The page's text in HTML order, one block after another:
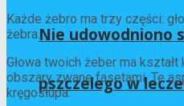
Nie udowodniono
pszczelego w
Każde żebro ma trzy części:
żebra.
Głowa twoich żeber ma
obszary zwane fasetami. Te
kręgosłupa.